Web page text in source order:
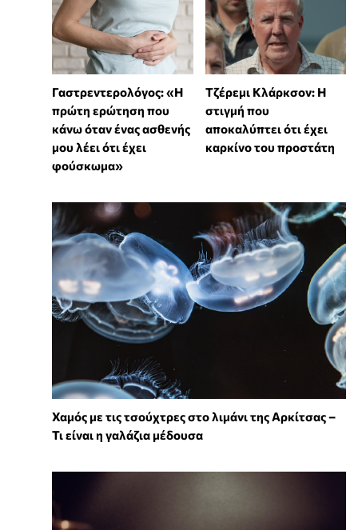
Γαστρεντερολόγος: «Η
πρώτη ερώτηση που
κάνω όταν ένας ασθενής
μου λέει ότι έχει
φούσκωμα»
Τζέρεμι Κλάρκσον: Η
στιγμή που
αποκαλύπτει ότι έχει
καρκίνο του προστάτη
Χαμός με τις τσούχτρες στο λιμάνι της Αρκίτσας –
Τι είναι η γαλάζια μέδουσα